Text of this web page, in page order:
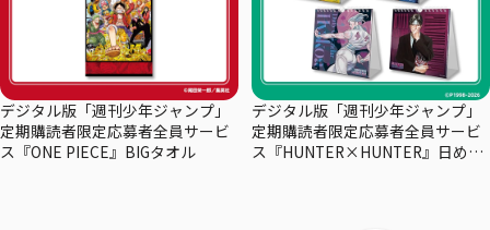
デジタル版「週刊少年ジャンプ」
定期購読者限定応募者全員サービ
ス『ONE PIECE』BIGタオル
デジタル版「週刊少年ジャンプ」
定期購読者限定応募者全員サービ
ス『HUNTER×HUNTER』日めく